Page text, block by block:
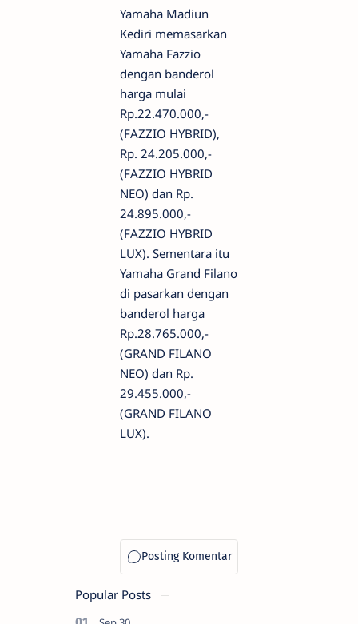
Yamaha Madiun
Kediri memasarkan
Yamaha Fazzio
dengan banderol
harga mulai
Rp.22.470.000,-
(FAZZIO HYBRID),
Rp. 24.205.000,-
(FAZZIO HYBRID
NEO) dan Rp.
24.895.000,-
(FAZZIO HYBRID
LUX). Sementara itu
Yamaha Grand Filano
di pasarkan dengan
banderol harga
Rp.28.765.000,-
(GRAND FILANO
NEO) dan Rp.
29.455.000,-
(GRAND FILANO
LUX).
Popular Posts